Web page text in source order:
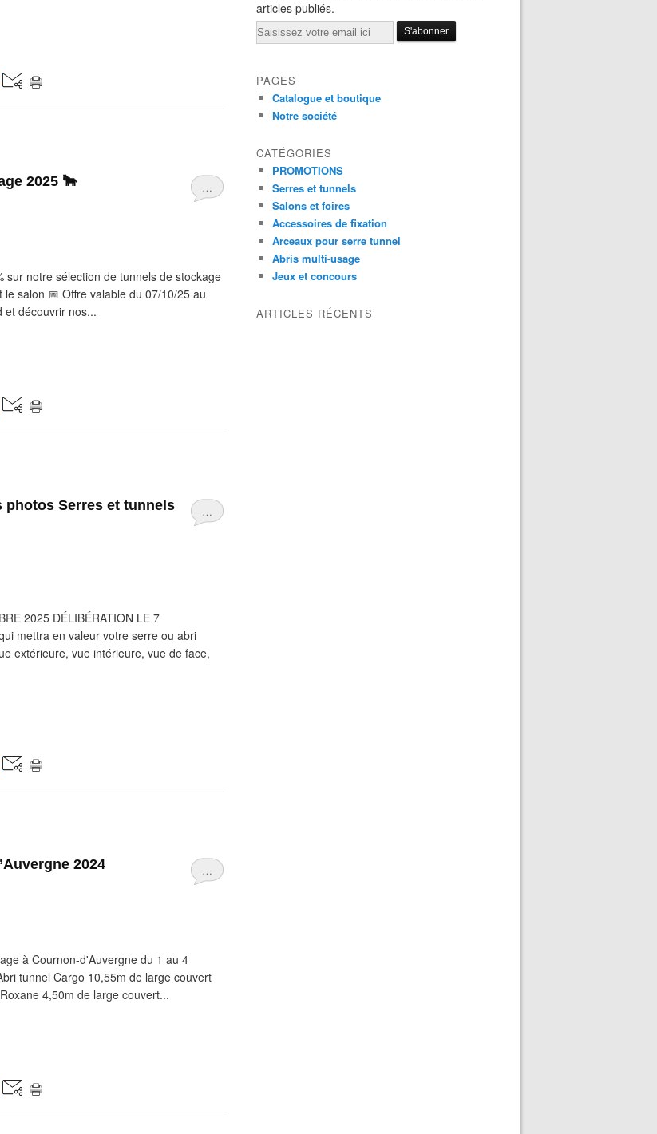
…
2025 🐂
sur notre sélection de tunnels de stockage
salon 📅 Offre valable du 07/10/25 au
et découvrir nos...
…
photos Serres et tunnels
2025 DÉLIBÉRATION LE 7
mettra en valeur votre serre ou abri
extérieure, vue intérieure, vue de face,
…
2024
à Cournon-d'Auvergne du 1 au 4
tunnel Cargo 10,55m de large couvert
4,50m de large couvert...
articles publiés.
Email
PAGES
Catalogue et boutique
Notre société
CATÉGORIES
PROMOTIONS
Serres et tunnels
Salons et foires
Accessoires de fixation
Arceaux pour serre tunnel
Abris multi-usage
Jeux et concours
ARTICLES RÉCENTS